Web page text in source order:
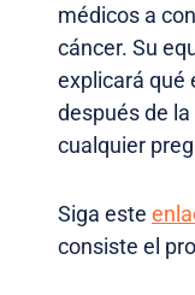
médicos a
cáncer. Su
explicará qué
después de
cualquier
Siga este
consiste el